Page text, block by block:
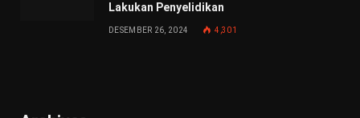
Lakukan Penyelidikan
DESEMBER 26, 2024 4,301